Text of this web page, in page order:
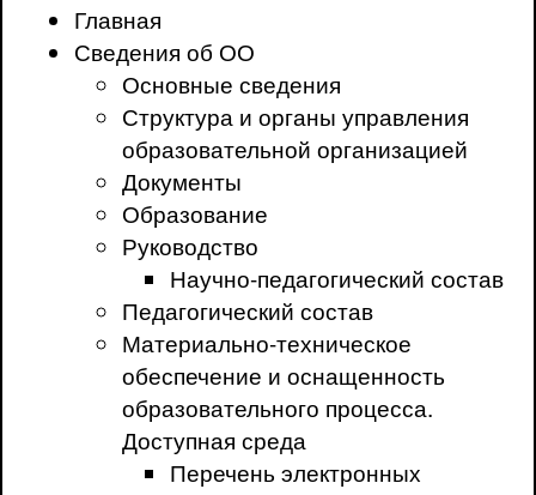
Главная
Сведения об ОО
Основные сведения
Структура и органы управления
образовательной организацией
Документы
Образование
Руководство
Научно-педагогический состав
Педагогический состав
Материально-техническое
обеспечение и оснащенность
образовательного процесса.
Доступная среда
Перечень электронных